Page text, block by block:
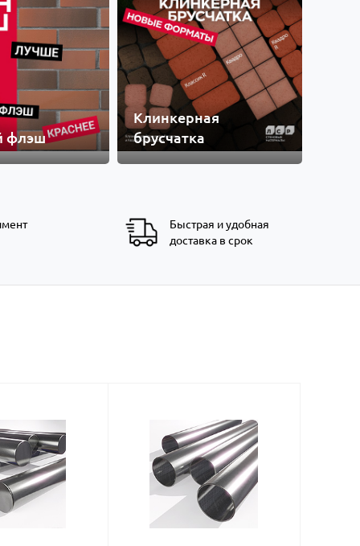
флэш
Клинкерная
брусчатка
Быстрая и удобная
доставка в срок